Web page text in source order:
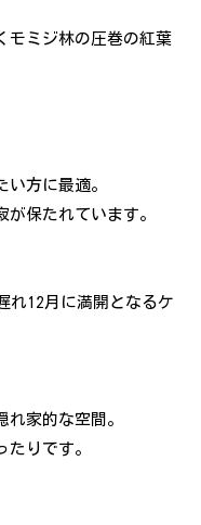
モミジ林の圧巻の紅葉
方に最適。
保たれています。
れ12月に満開となるケ
家的な空間。
りです。